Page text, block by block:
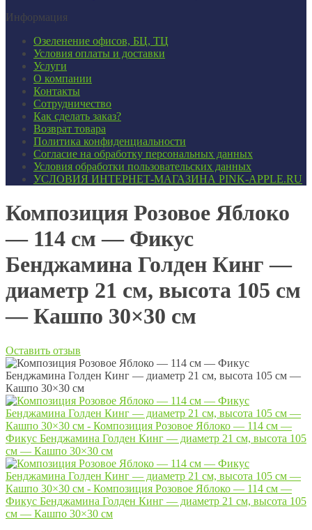
Информация
Озеленение офисов, БЦ, ТЦ
Условия оплаты и доставки
Услуги
О компании
Контакты
Сотрудничество
Как сделать заказ?
Возврат товара
Политика конфиденциальности
Согласие ​на обработку персональных данных
Условия обработки пользовательских данных
УСЛОВИЯ ИНТЕРНЕТ-МАГАЗИНА PINK-APPLE.RU
Композиция Розовое Яблоко
— 114 см — Фикус
Бенджамина Голден Кинг —
диаметр 21 см, высота 105 см
— Кашпо 30×30 см
Оставить отзыв